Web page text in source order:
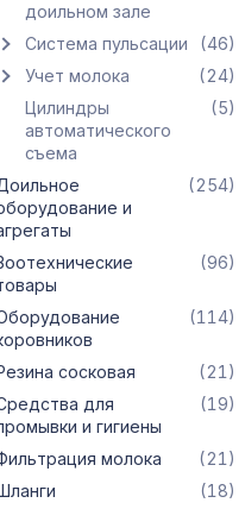
доильном зале
Показать подкатегории Система
Система пульсации (46)
Показать подкатегории Учет
Учет молока
(24)
Цилиндры
автоматического
съема
(5)
подкатегории Доильное
и
(254)
подкатегории
(96)
подкатегории
(114)
подкатегории Резина
сосковая (21)
подкатегории Средства
для
и гигиены
(19)
подкатегории Фильтрация
молока (21)
подкатегории Шланги
(18)